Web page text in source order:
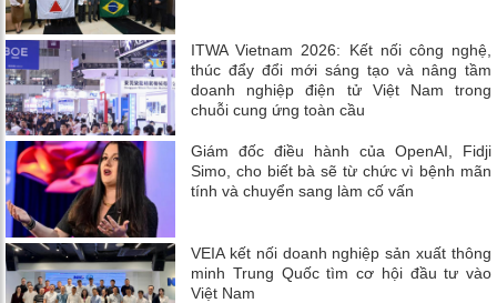
ITWA Vietnam 2026: Kết nối công nghệ,
thúc đẩy đổi mới sáng tạo và nâng tầm
doanh nghiệp điện tử Việt Nam trong
chuỗi cung ứng toàn cầu
Giám đốc điều hành của OpenAI, Fidji
Simo, cho biết bà sẽ từ chức vì bệnh mãn
tính và chuyển sang làm cố vấn
VEIA kết nối doanh nghiệp sản xuất thông
minh Trung Quốc tìm cơ hội đầu tư vào
Việt Nam